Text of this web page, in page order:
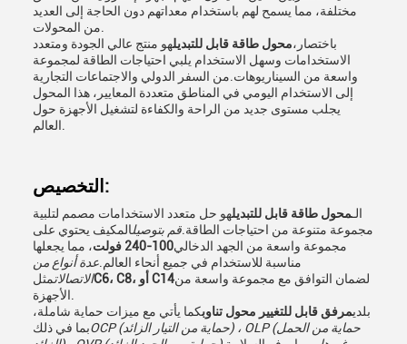
مختلفة، مما يسمح لهم باستخدام معداتهم دون الحاجة إلى العديد
باختصار،محول طاقة قابل للتبديلهو منتج عالي الجودة ومتعدد
الاستخدامات وسهل الاستخدام يلبي احتياجات الطاقة لمجموعة
واسعة من السيناريوهات.من السفر الدولي والاجتماعات التجارية
إلى الاستخدام اليومي في المناطق متعددة المعايير، هذا المحول
يجلب مستوى جديد من الراحة والكفاءة لتشغيل الأجهزة حول
التخصيص:
الـمحول طاقة قابل للتبديلهو حل متعدد الاستخدامات مصمم لتلبية
مجموعة متنوعة من احتياجات الطاقة. قم بتوصيلالمكيف يحتوي على
مجموعة واسعة من الجهد الدخالي100-240 فولت
، مما يجعلها
مناسبة للاستخدام في جميع أنحاء العالم. عدة أنواع من
الاتصالاتمثل C6، C8، أو C14لضمان التوافق مع مجموعة واسعة من
بلديمرفق قابل للتغيير محول تناوبكما يأتي مع ميزات حماية شاملة،
بما في ذلكOCP (حماية من التيار الزائد) ، OLP (حماية من الحمل